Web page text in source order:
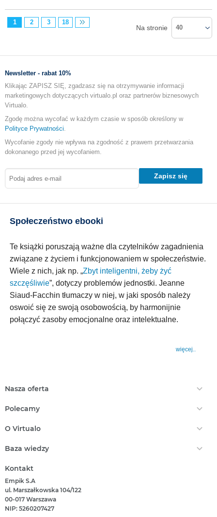
1 2 3 18
Na stronie 40
Newsletter - rabat 10%
Klikając ZAPISZ SIĘ, zgadzasz się na otrzymywanie informacji
marketingowych dotyczących virtualo.pl oraz partnerów biznesowych
Virtualo.
Zgodę można wycofać w każdym czasie w sposób określony w
Polityce Prywatności.
Wycofanie zgody nie wpływa na zgodność z prawem przetwarzania
dokonanego przed jej wycofaniem.
Zapisz się
Społeczeństwo ebooki
Te książki poruszają ważne dla czytelników zagadnienia
związane z życiem i funkcjonowaniem w społeczeństwie.
Wiele z nich, jak np. „Zbyt inteligentni, żeby żyć
szczęśliwie”, dotyczy problemów jednostki. Jeanne
Siaud-Facchin tłumaczy w niej, w jaki sposób należy
oswoić się ze swoją osobowością, by harmonijnie
połączyć zasoby emocjonalne oraz intelektualne.
więcej..
Nasza oferta
Audiobooki
EPrasa
Podaruj Prezent
Polecamy
Ebooki Na Kindle
Nasze Ceny
Nowości
O Virtualo
O Nas
Regulamin Zakupów
Regulamin Punktów
Polityka Prywatności
Informacje Związane Z Aktem O Usługach Cyfrowych
Zgłoś Naruszenie Prawa
Baza wiedzy
Naucz Się Słuchać Audiobooków
Który Czytnik Wybrać?
Jak Czytać Ebooki?
Jak Czytać Więcej?
Kontakt
Empik S.A
ul. Marszałkowska 104/122
00-017 Warszawa
NIP: 5260207427